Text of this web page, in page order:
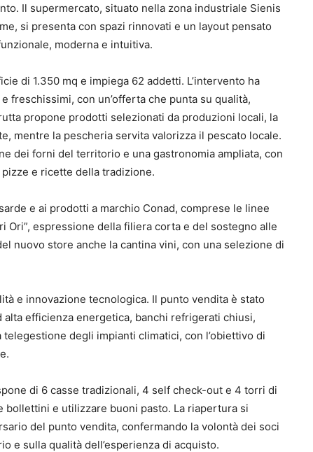
Il supermercato, situato nella zona industriale Sienis
si presenta con spazi rinnovati e un layout pensato
moderna e intuitiva.
di 1.350 mq e impiega 62 addetti. L’intervento ha
freschissimi, con un’offerta che punta su qualità,
propone prodotti selezionati da produzioni locali, la
mentre la pescheria servita valorizza il pescato locale.
dei forni del territorio e una gastronomia ampliata, con
e ricette della tradizione.
e ai prodotti a marchio Conad, comprese le linee
Ori”, espressione della filiera corta e del sostegno alle
nuovo store anche la cantina vini, con una selezione di
e innovazione tecnologica. Il punto vendita è stato
efficienza energetica, banchi refrigerati chiusi,
degli impianti climatici, con l’obiettivo di
di 6 casse tradizionali, 4 self check-out e 4 torri di
bollettini e utilizzare buoni pasto. La riapertura si
del punto vendita, confermando la volontà dei soci
e sulla qualità dell’esperienza di acquisto.